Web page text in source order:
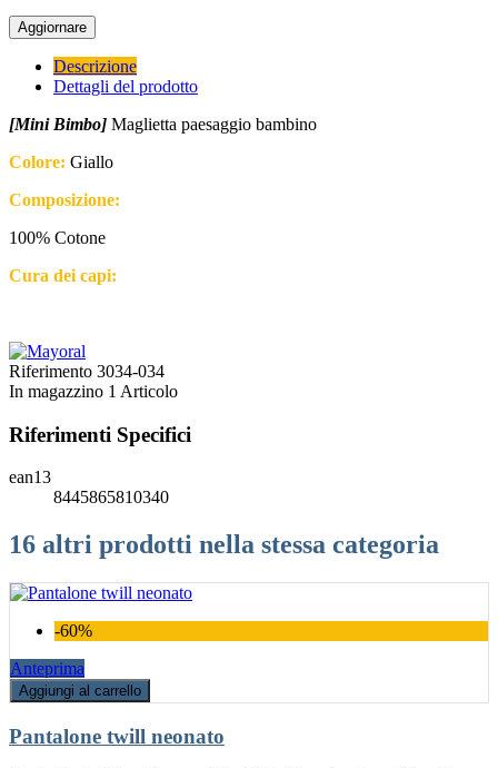
Descrizione
Dettagli del prodotto
[Mini Bimbo] Maglietta paesaggio bambino
Colore: Giallo
Composizione:
100% Cotone
Cura dei capi:
Riferimento 3034-034
In magazzino 1 Articolo
Riferimenti Specifici
ean13
8445865810340
16 altri prodotti nella stessa categoria
-60%
Anteprima
Aggiungi al carrello
Pantalone twill neonato